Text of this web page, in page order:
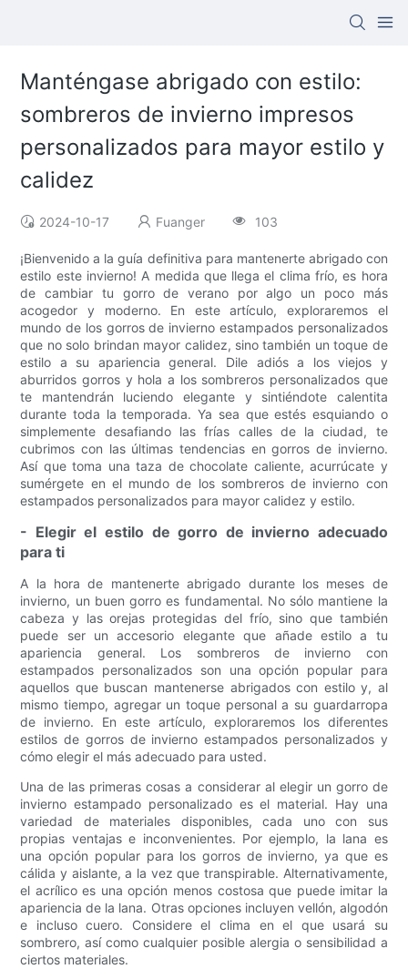
Manténgase abrigado con estilo:
sombreros de invierno impresos
personalizados para mayor estilo y
calidez
2024-10-17 Fuanger 103
¡Bienvenido a la guía definitiva para mantenerte abrigado con
estilo este invierno! A medida que llega el clima frío, es hora
de cambiar tu gorro de verano por algo un poco más
acogedor y moderno. En este artículo, exploraremos el
mundo de los gorros de invierno estampados personalizados
que no solo brindan mayor calidez, sino también un toque de
estilo a su apariencia general. Dile adiós a los viejos y
aburridos gorros y hola a los sombreros personalizados que
te mantendrán luciendo elegante y sintiéndote calentita
durante toda la temporada. Ya sea que estés esquiando o
simplemente desafiando las frías calles de la ciudad, te
cubrimos con las últimas tendencias en gorros de invierno.
Así que toma una taza de chocolate caliente, acurrúcate y
sumérgete en el mundo de los sombreros de invierno con
estampados personalizados para mayor calidez y estilo.
- Elegir el estilo de gorro de invierno adecuado
para ti
A la hora de mantenerte abrigado durante los meses de
invierno, un buen gorro es fundamental. No sólo mantiene la
cabeza y las orejas protegidas del frío, sino que también
puede ser un accesorio elegante que añade estilo a tu
apariencia general. Los sombreros de invierno con
estampados personalizados son una opción popular para
aquellos que buscan mantenerse abrigados con estilo y, al
mismo tiempo, agregar un toque personal a su guardarropa
de invierno. En este artículo, exploraremos los diferentes
estilos de gorros de invierno estampados personalizados y
cómo elegir el más adecuado para usted.
Una de las primeras cosas a considerar al elegir un gorro de
invierno estampado personalizado es el material. Hay una
variedad de materiales disponibles, cada uno con sus
propias ventajas e inconvenientes. Por ejemplo, la lana es
una opción popular para los gorros de invierno, ya que es
cálida y aislante, a la vez que transpirable. Alternativamente,
el acrílico es una opción menos costosa que puede imitar la
apariencia de la lana. Otras opciones incluyen vellón, algodón
e incluso cuero. Considere el clima en el que usará su
sombrero, así como cualquier posible alergia o sensibilidad a
ciertos materiales.